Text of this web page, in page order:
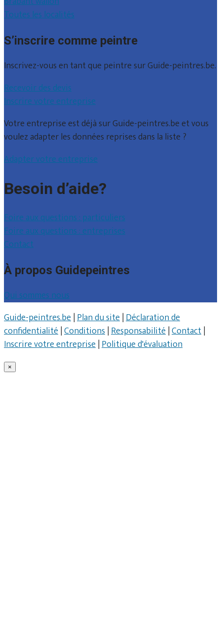
Toutes les localités
S’inscrire comme peintre
Inscrivez-vous en tant que peintre sur Guide-peintres.be.
Recevoir des devis
Inscrire votre entreprise
Votre entreprise est déjà sur Guide-peintres.be et vous
voulez adapter les données reprises dans la liste ?
Adapter votre entreprise
Besoin d’aide?
Foire aux questions : particuliers
Foire aux questions : entreprises
Contact
À propos Guidepeintres
Qui sommes nous
Guide-peintres.be|Plan du site|Déclaration de
confidentialité|Conditions|Responsabilité|Contact|
Inscrire votre entreprise|Politique d'évaluation
×